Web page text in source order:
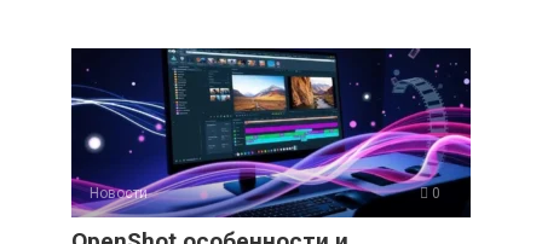
Новости 0